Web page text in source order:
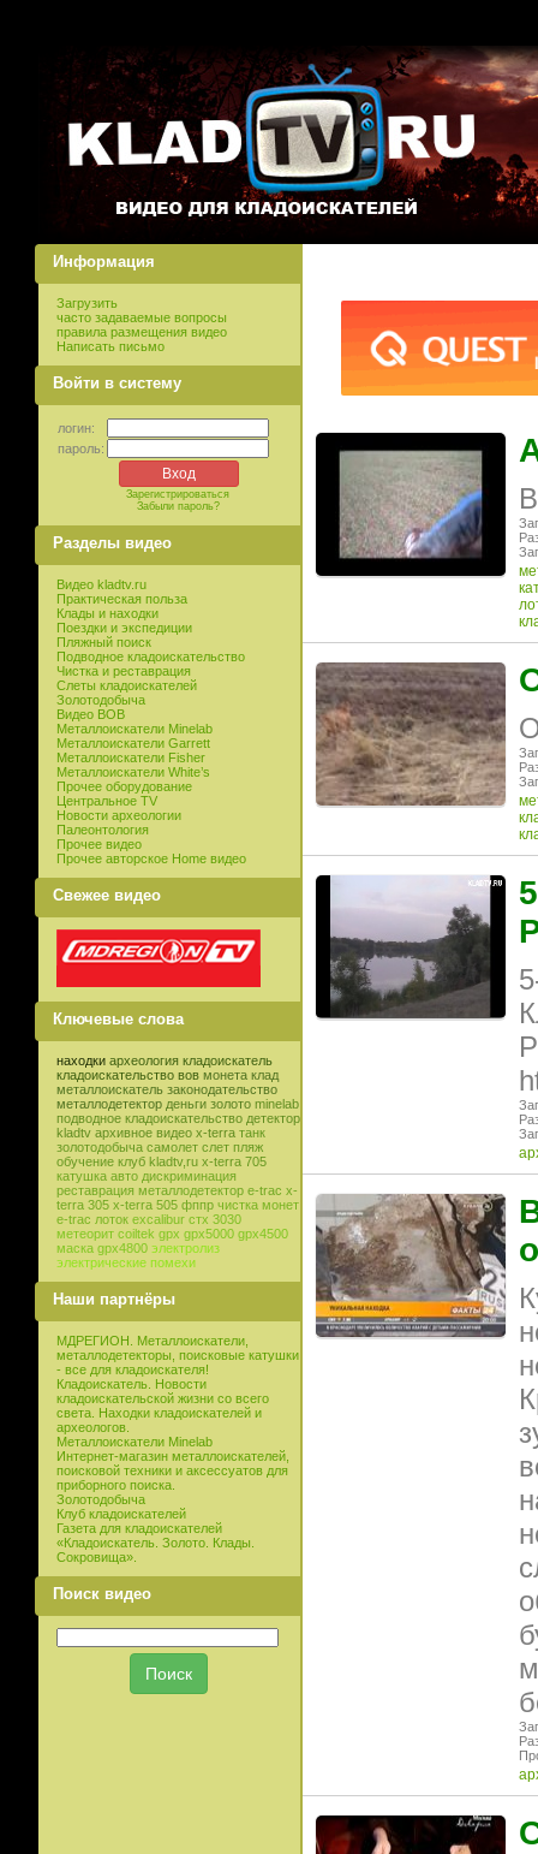
Информация
Загрузить
часто задаваемые вопросы
правила размещения видео
Написать письмо
Войти в систему
логин:
пароль:
Зарегистрироваться
Забыли пароль?
Разделы видео
Видео kladtv.ru
Практическая польза
Клады и находки
Поездки и экспедиции
Пляжный поиск
Подводное кладоискательство
Чистка и реставрация
Слеты кладоискателей
Золотодобыча
Видео ВОВ
Металлоискатели Minelab
Металлоискатели Garrett
Металлоискатели Fisher
Металлоискатели White’s
Прочее оборудование
Центральное TV
Новости археологии
Палеонтология
Прочее видео
Прочее авторское Home видео
Свежее видео
Ключевые слова
находки археология кладоискатель
кладоискательство вов монета клад
металлоискатель законодательство
металлодетектор деньги золото minelab
подводное кладоискательство детектор
kladtv архивное видео x-terra танк
золотодобыча самолет слет пляж
обучение клуб kladtv,ru x-terra 705
катушка авто дискриминация
реставрация металлодетектор e-trac x-
terra 305 x-terra 505 фппр чистка монет
e-trac лоток excalibur стх 3030
метеорит coiltek gpx gpx5000 gpx4500
маска gpx4800 электролиз
электрические помехи
Наши партнёры
МДРЕГИОН. Металлоискатели,
металлодетекторы, поисковые катушки
- все для кладоискателя!
Кладоискатель. Новости
кладоискательской жизни со всего
света. Находки кладоискателей и
археологов.
Металлоискатели Minelab
Интернет-магазин металлоискателей,
поисковой техники и аксессуатов для
приборного поиска.
Золотодобыча
Клуб кладоискателей
Газета для кладоискателей
«Кладоискатель. Золото. Клады.
Сокровища».
Поиск видео